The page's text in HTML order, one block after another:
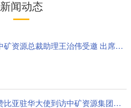
新闻动态
中矿资源总裁助理王治伟受邀 出席赞比亚总统晚宴
赞比亚驻华大使到访中矿资源集团总部